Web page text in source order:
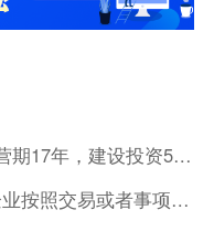
某建设项目建设期3年，生产经营期17年，建设投资5500万元
我国《企业会计准则》规定，企业按照交易或者事项的经济特征确定